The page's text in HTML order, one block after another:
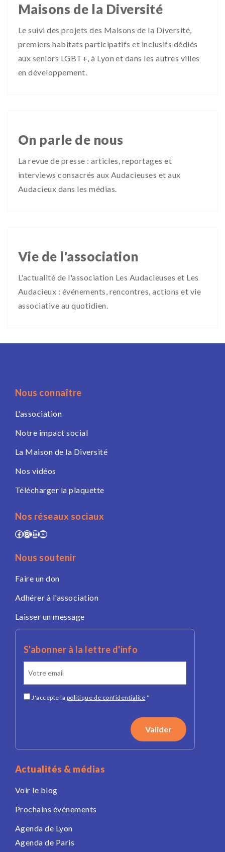
Maisons de la Diversité
Le suivi des projets des Maisons de la Diversité,
premiers habitats participatifs et inclusifs dédiés
aux seniors LGBT+, à Lyon et dans les autres villes
en développement.
On parle de nous
La revue de presse : articles, reportages et
interviews consacrés aux Audacieuses et aux
Audacieux dans les médias.
Vie de l'association
L'actualité de l'association Les Audacieuses et Les
Audacieux : événements, rencontres, actions et vie
associative au quotidien.
Nous connaître
L'association
Notre impact social
La Maison de la Diversité
Nos vidéos
Télécharger la plaquette
Nos réseaux sociaux
Facebook
Instagram
LinkedIn
YouTube
Nous soutenir
Faire un don
Adhérer à l'association
Laisser un message
S'abonner à la lettre d'info
J'accepte la politique de confidentialité *
Actualités & médias
Voir le blog
Prochains événements
Agenda de Lyon
Agenda de Paris